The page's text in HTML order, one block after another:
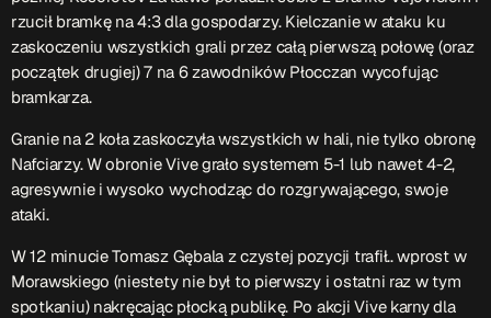
ON AIR
Upcoming shows
rzucił bramkę na 4:3 dla gospodarzy. Kielczanie w ataku ku
zaskoczeniu wszystkich grali przez całą pierwszą połowę (oraz
początek drugiej) 7 na 6 zawodników Płocczan wycofując
bramkarza.
Granie na 2 koła zaskoczyła wszystkich w hali, nie tylko obronę
Nafciarzy. W obronie Vive grało systemem 5-1 lub nawet 4-2,
agresywnie i wysoko wychodząc do rozgrywającego, swoje
ataki.
W 12 minucie Tomasz Gębala z czystej pozycji trafił.. wprost w
Morawskiego (niestety nie był to pierwszy i ostatni raz w tym
spotkaniu) nakręcając płocką publikę. Po akcji Vive karny dla